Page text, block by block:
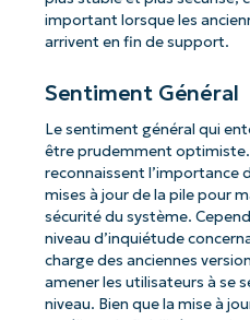
important lorsque les
arrivent en fin de support.
Sentiment Général
Le sentiment général qui
être prudemment
reconnaissent l’importance
mises à jour de la pile pour
sécurité du système.
niveau d’inquiétude
charge des anciennes
amener les utilisateurs à se
niveau. Bien que la mise à